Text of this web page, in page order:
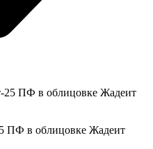
ПФ в облицовке Жадеит